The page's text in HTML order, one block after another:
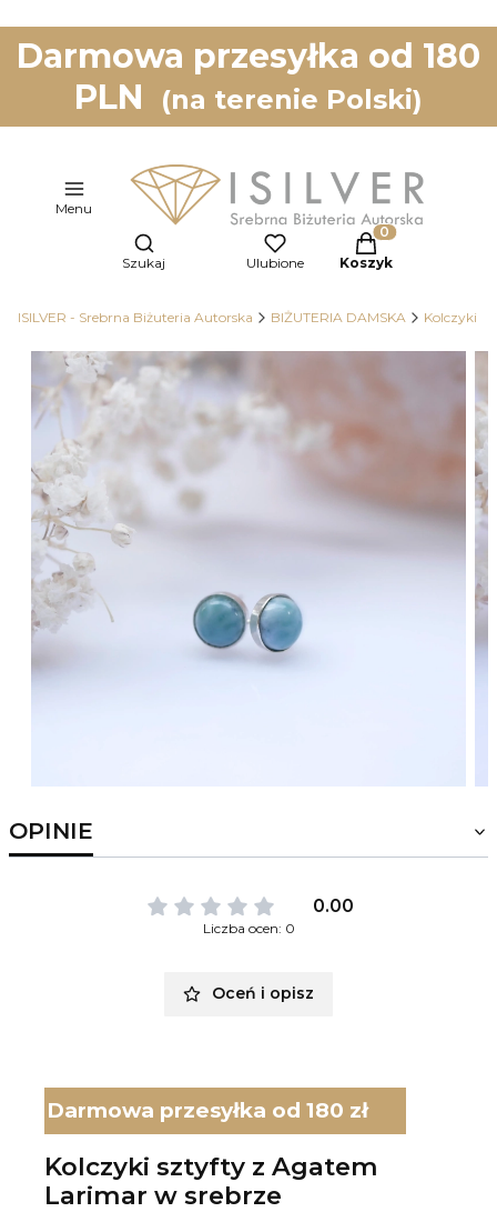
Darmowa przesyłka od 180
PLN
(na terenie Polski)
Menu
Otwórz wyszukiwarkę
Szukaj Ulubione
Produkty w
Koszyk
ISILVER - Srebrna Biżuteria Autorska BIŻUTERIA DAMSKA Kolczyki
OPINIE
0.00
Liczba ocen: 0
Oceń i opisz
Darmowa przesyłka od 180 zł
Kolczyki sztyfty z Agatem
Larimar w srebrze